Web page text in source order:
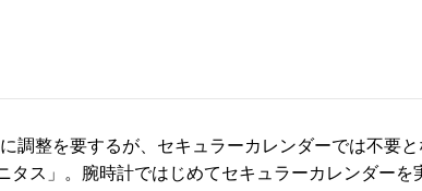
調整を要するが、セキュラーカレンダーでは不要
タス」。腕時計ではじめてセキュラーカレンダー